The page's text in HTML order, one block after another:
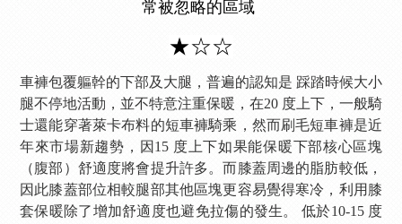
常被忽略的區域
★☆☆
車褲包覆軀幹的下部及大腿，普遍的認知是 踩踏時候大小
腿不停地活動，並不特意注重保暖，在20 度上下，一般騎
士還能穿著萊卡布料的短車褲騎乘，然而刷毛短車褲是近
年來市場新趨勢，因15 度上下如果能保暖下部核心區塊
（腹部）舒適度將會提升許多。而膝蓋周邊的脂肪較低，
因此膝蓋部位相較腿部其他區塊更容易覺得寒冷，利用膝
套保暖除了增加舒適度也避免拉傷的發生。 低於10-15 度